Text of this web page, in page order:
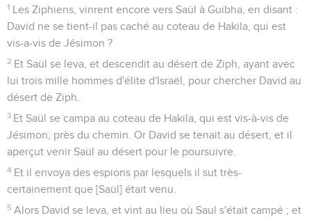
1 Les Ziphiens, vinrent encore vers Saül à Guibha, en disant :
David ne se tient-il pas caché au coteau de Hakila, qui est
vis-a-vis de Jésimon ?
2 Et Saül se leva, et descendit au désert de Ziph, ayant avec
lui trois mille hommes d'élite d'Israël, pour chercher David au
désert de Ziph.
3 Et Saül se campa au coteau de Hakila, qui est vis-à-vis de
Jésimon, près du chemin. Or David se tenait au désert, et il
aperçut venir Saül au désert pour le poursuivre.
4 Et il envoya des espions par lesquels il sut très-
certainement que [Saül] était venu.
5 Alors David se leva, et vint au lieu où Saul s'était campé ; et